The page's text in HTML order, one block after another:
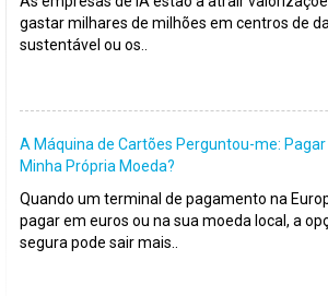
gastar milhares de milhões em centros de
sustentável ou os..
A Máquina de Cartões Perguntou-me: Pagar
Minha Própria Moeda?
Quando um terminal de pagamento na
pagar em euros ou na sua moeda local, a
segura pode sair mais..